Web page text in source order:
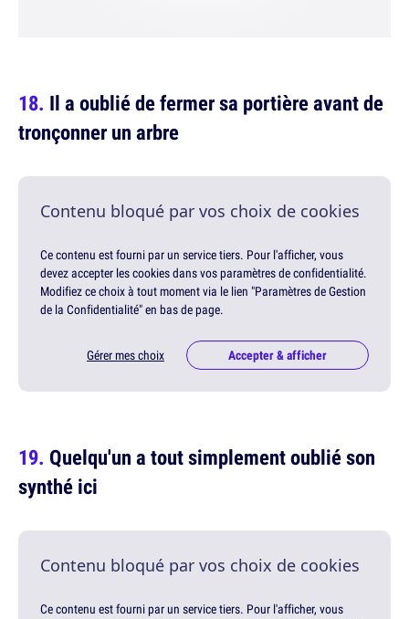
Il a oublié de fermer sa portière avant de
tronçonner un arbre
Contenu bloqué par vos choix de cookies
Ce contenu est fourni par un service tiers. Pour l'afficher, vous
devez accepter les cookies dans vos paramètres de confidentialité.
Modifiez ce choix à tout moment via le lien "Paramètres de Gestion
de la Confidentialité" en bas de page.
Gérer mes choix Accepter & afficher
Quelqu'un a tout simplement oublié son
synthé ici
Contenu bloqué par vos choix de cookies
Ce contenu est fourni par un service tiers. Pour l'afficher, vous